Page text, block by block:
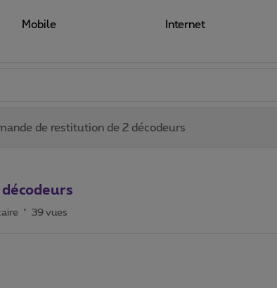
Mobile Internet
de restitution de 2 décodeurs
39 vues